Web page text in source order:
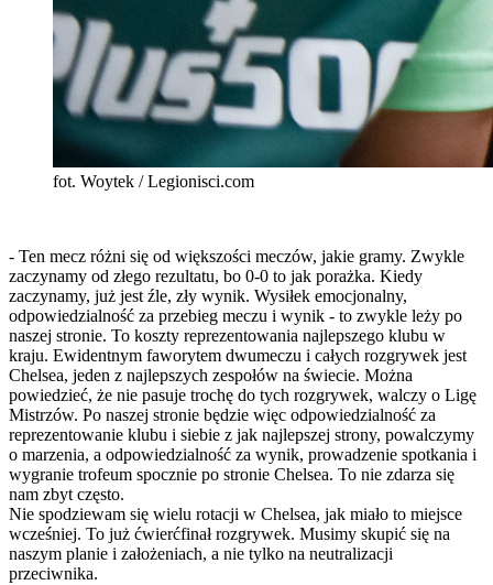
fot. Woytek / Legionisci.com
- Ten mecz różni się od większości meczów, jakie gramy. Zwykle
zaczynamy od złego rezultatu, bo 0-0 to jak porażka. Kiedy
zaczynamy, już jest źle, zły wynik. Wysiłek emocjonalny,
odpowiedzialność za przebieg meczu i wynik - to zwykle leży po
naszej stronie. To koszty reprezentowania najlepszego klubu w
kraju. Ewidentnym faworytem dwumeczu i całych rozgrywek jest
Chelsea, jeden z najlepszych zespołów na świecie. Można
powiedzieć, że nie pasuje trochę do tych rozgrywek, walczy o Ligę
Mistrzów. Po naszej stronie będzie więc odpowiedzialność za
reprezentowanie klubu i siebie z jak najlepszej strony, powalczymy
o marzenia, a odpowiedzialność za wynik, prowadzenie spotkania i
wygranie trofeum spocznie po stronie Chelsea. To nie zdarza się
nam zbyt często.
Nie spodziewam się wielu rotacji w Chelsea, jak miało to miejsce
wcześniej. To już ćwierćfinał rozgrywek. Musimy skupić się na
naszym planie i założeniach, a nie tylko na neutralizacji
przeciwnika.